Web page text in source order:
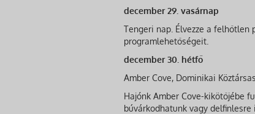
december 29. vasárnap
Tengeri nap. Élvezze a
programlehetőségeit.
december 30. hétfő
Amber Cove, Dominikai
Hajónk Amber Cove-kikötőjébe
búvárkodhatunk vagy